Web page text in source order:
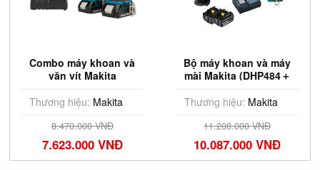
Combo máy khoan và
vặn vít Makita
DLX2423AJ
Thương hiệu: Makita
8.470.000 VNĐ
7.623.000 VNĐ
Bộ máy khoan và máy
mài Makita (DHP484＋
Thương hiệu: Makita
11.208.000 VNĐ
10.087.000 VNĐ